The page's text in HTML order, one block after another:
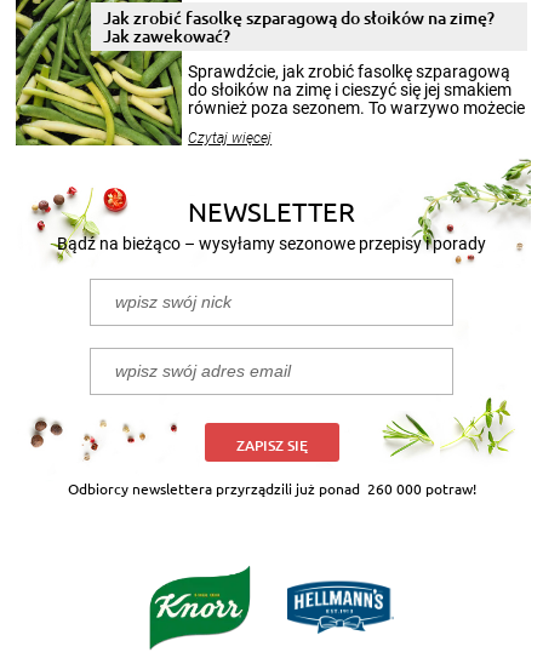
pełni poczuć atmosferę cieplejszych
miesięcy. Przygotowanie słoików ze
patenty, które pozwolą zachować świeżość
przetworów.
Jak zrobić fasolkę szparagową do słoików na zimę?
Jak zawekować?
Sprawdźcie, jak zrobić fasolkę szparagową
do słoików na zimę i cieszyć się jej smakiem
również poza sezonem. To warzywo możecie
nasze propozycje!
Czytaj więcej
NEWSLETTER
Bądź na bieżąco – wysyłamy sezonowe przepisy i porady
ZAPISZ SIĘ
Odbiorcy newslettera przyrządzili już ponad 260 000 potraw!